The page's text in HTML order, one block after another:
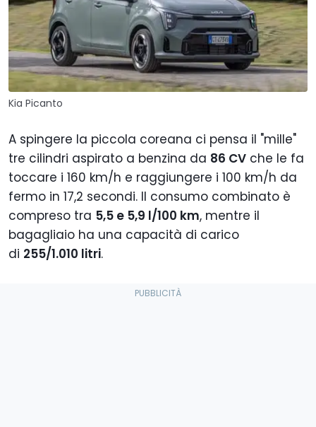
Kia Picanto
A spingere la piccola coreana ci pensa il "mille"
tre cilindri aspirato a benzina da 86 CV che le fa
toccare i 160 km/h e raggiungere i 100 km/h da
fermo in 17,2 secondi. Il consumo combinato è
compreso tra 5,5 e 5,9 l/100 km, mentre il
bagagliaio ha una capacità di carico
di 255/1.010 litri.